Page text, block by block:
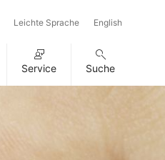
Leichte Sprache English
Service Suche